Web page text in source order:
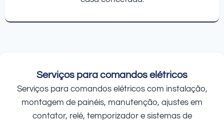
Serviços para comandos elétricos
Serviços para comandos elétricos com instalação,
montagem de painéis, manutenção, ajustes em
contator, relé, temporizador e sistemas de